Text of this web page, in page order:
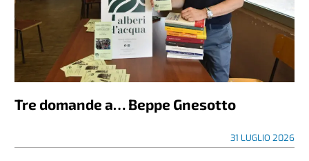
Tre domande a… Beppe Gnesotto
31 LUGLIO 2026